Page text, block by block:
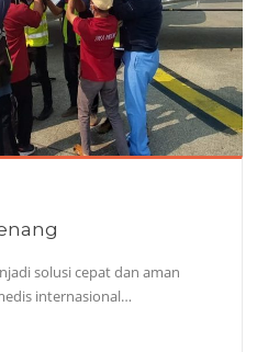
solusi cepat dan aman
internasional…